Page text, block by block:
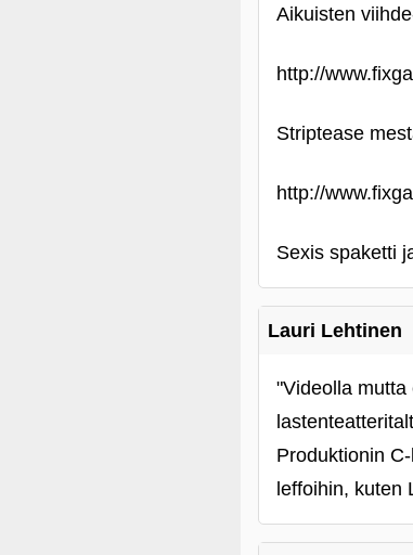
Aikuisten
http://
Striptease
http://
Sexis spaketti
Lauri Lehtinen
"Videolla mutta
Produktionin
leffoihin, kuten